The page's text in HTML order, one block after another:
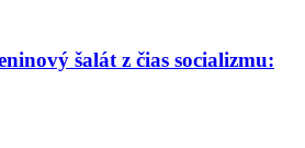
šalát z čias socializmu: